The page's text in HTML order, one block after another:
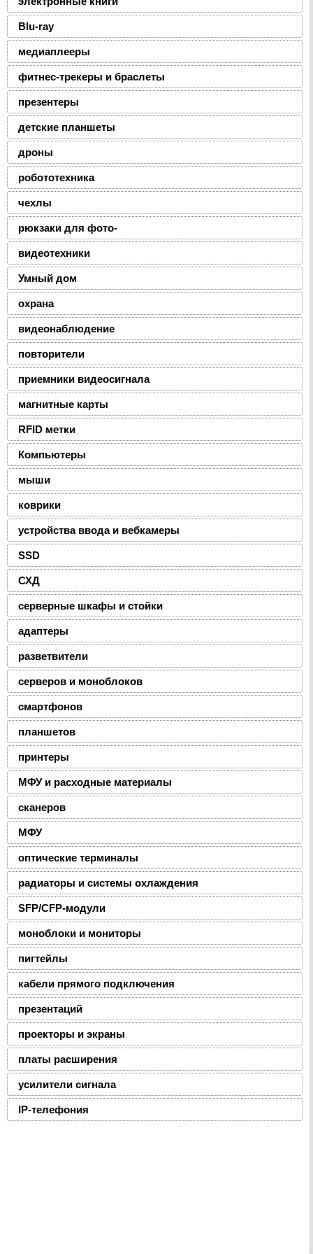
Blu-ray
медиаплееры
фитнес-трекеры и браслеты
презентеры
детские планшеты
дроны
робототехника
чехлы
рюкзаки для фото-
видеотехники
Умный дом
охрана
видеонаблюдение
повторители
приемники видеосигнала
магнитные карты
RFID метки
Компьютеры
мыши
коврики
устройства ввода и вебкамеры
SSD
СХД
серверные шкафы и стойки
адаптеры
разветвители
серверов и моноблоков
смартфонов
планшетов
принтеры
МФУ и расходные материалы
сканеров
МФУ
оптические терминалы
радиаторы и системы охлаждения
SFP/CFP-модули
моноблоки и мониторы
пигтейлы
кабели прямого подключения
презентаций
проекторы и экраны
платы расширения
усилители сигнала
IP-телефония